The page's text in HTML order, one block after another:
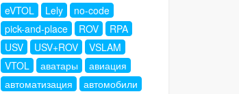
eVTOL
Lely
no-code
pick-and-place
ROV
RPA
USV
USV+ROV
VSLAM
VTOL
аватары
авиация
автоматизация
автомобили